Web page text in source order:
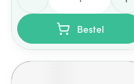
Bestel